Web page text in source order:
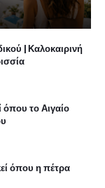
| Καλοκαιρινή
το Αιγαίο
όπου η πέτρα